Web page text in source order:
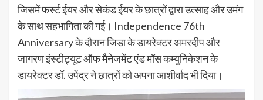
जिसमें फर्स्ट ईयर और सेकंड ईयर के छात्रों द्वारा उत्साह और उमंग
के साथ सहभागिता की गई। Independence 76th
Anniversary के दौरान जिडा के डायरेक्टर अमरदीप और
जागरण इंस्टीट्यूट ऑफ मैनेजमेंट एंड मॉस कम्युनिकेशन के
डायरेक्टर डॉ. उपेंद्र ने छात्रों को अपना आशीर्वाद भी दिया।